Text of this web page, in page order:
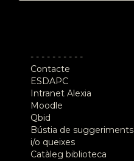
- - - - - - - - - -
Contacte
ESDAPC
Intranet Alexia
Moodle
Qbid
Bústia de suggeriments
i/o queixes
Catàleg biblioteca